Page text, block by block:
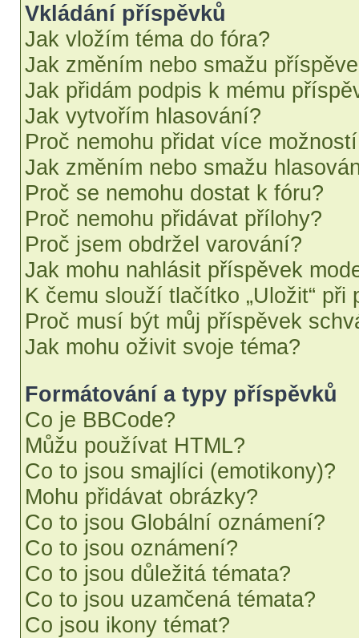
Vkládání příspěvků
Jak vložím téma do fóra?
Jak změním nebo smažu
Jak přidám podpis k mému
Jak vytvořím hlasování?
Proč nemohu přidat více
Jak změním nebo smažu
Proč se nemohu dostat k fóru?
Proč nemohu přidávat přílohy?
Proč jsem obdržel varování?
Jak mohu nahlásit příspěvek
K čemu slouží tlačítko „Uložit“
Proč musí být můj příspěvek
Jak mohu oživit svoje téma?
Formátování a typy příspěvků
Co je BBCode?
Můžu používat HTML?
Co to jsou smajlíci (emotikony)?
Mohu přidávat obrázky?
Co to jsou Globální oznámení?
Co to jsou oznámení?
Co to jsou důležitá témata?
Co to jsou uzamčená témata?
Co jsou ikony témat?